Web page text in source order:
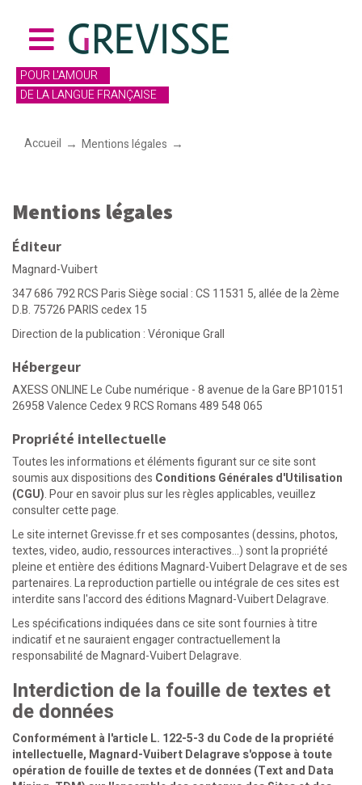
POUR L'AMOUR
DE LA LANGUE FRANÇAISE
Accueil Mentions légales
Mentions légales
Éditeur
Magnard-Vuibert
347 686 792 RCS Paris Siège social : CS 11531 5, allée de la 2ème
D.B. 75726 PARIS cedex 15
Direction de la publication : Véronique Grall
Hébergeur
AXESS ONLINE Le Cube numérique - 8 avenue de la Gare BP10151
26958 Valence Cedex 9 RCS Romans 489 548 065
Propriété intellectuelle
Toutes les informations et éléments figurant sur ce site sont
soumis aux dispositions des Conditions Générales d'Utilisation
(CGU). Pour en savoir plus sur les règles applicables, veuillez
consulter cette page.
Le site internet Grevisse.fr et ses composantes (dessins, photos,
textes, video, audio, ressources interactives...) sont la propriété
pleine et entière des éditions Magnard-Vuibert Delagrave et de ses
partenaires. La reproduction partielle ou intégrale de ces sites est
interdite sans l'accord des éditions Magnard-Vuibert Delagrave.
Les spécifications indiquées dans ce site sont fournies à titre
indicatif et ne sauraient engager contractuellement la
responsabilité de Magnard-Vuibert Delagrave.
Interdiction de la fouille de textes et
de données
Conformément à l'article L. 122-5-3 du Code de la propriété
intellectuelle, Magnard-Vuibert Delagrave s'oppose à toute
opération de fouille de textes et de données (Text and Data